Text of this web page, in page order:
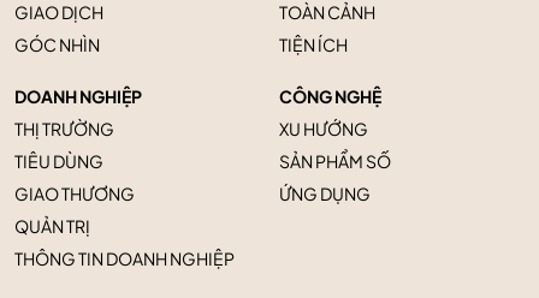
GIAO DỊCH
GÓC NHÌN
TOÀN CẢNH
TIỆN ÍCH
DOANH NGHIỆP
THỊ TRƯỜNG
TIÊU DÙNG
GIAO THƯƠNG
QUẢN TRỊ
THÔNG TIN DOANH NGHIỆP
CÔNG NGHỆ
XU HƯỚNG
SẢN PHẨM SỐ
ỨNG DỤNG